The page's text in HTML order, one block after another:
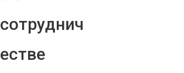
сотруднич
естве